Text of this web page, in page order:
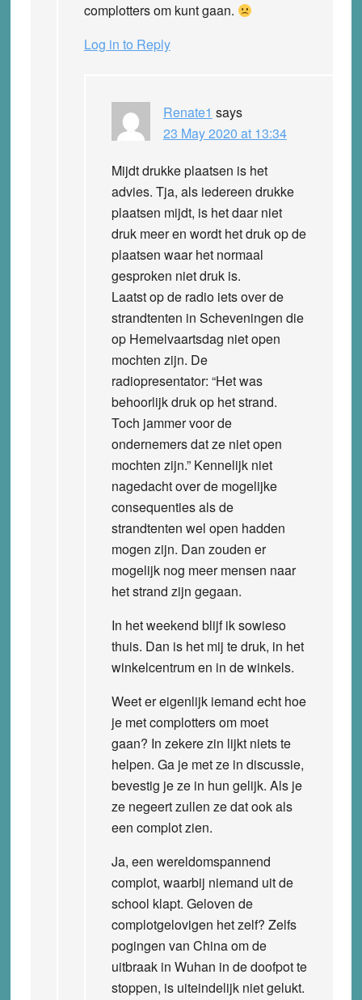
complotters om kunt gaan.
Log in to Reply
Renate1 says
23 May 2020 at 13:34
Mijdt drukke plaatsen is het
advies. Tja, als iedereen drukke
plaatsen mijdt, is het daar niet
druk meer en wordt het druk op de
plaatsen waar het normaal
gesproken niet druk is.
Laatst op de radio iets over de
strandtenten in Scheveningen die
op Hemelvaartsdag niet open
mochten zijn. De
radiopresentator: “Het was
behoorlijk druk op het strand.
Toch jammer voor de
ondernemers dat ze niet open
mochten zijn.” Kennelijk niet
nagedacht over de mogelijke
consequenties als de
strandtenten wel open hadden
mogen zijn. Dan zouden er
mogelijk nog meer mensen naar
het strand zijn gegaan.
In het weekend blijf ik sowieso
thuis. Dan is het mij te druk, in het
winkelcentrum en in de winkels.
Weet er eigenlijk iemand echt hoe
je met complotters om moet
gaan? In zekere zin lijkt niets te
helpen. Ga je met ze in discussie,
bevestig je ze in hun gelijk. Als je
ze negeert zullen ze dat ook als
een complot zien.
Ja, een wereldomspannend
complot, waarbij niemand uit de
school klapt. Geloven de
complotgelovigen het zelf? Zelfs
pogingen van China om de
uitbraak in Wuhan in de doofpot te
stoppen, is uiteindelijk niet gelukt.